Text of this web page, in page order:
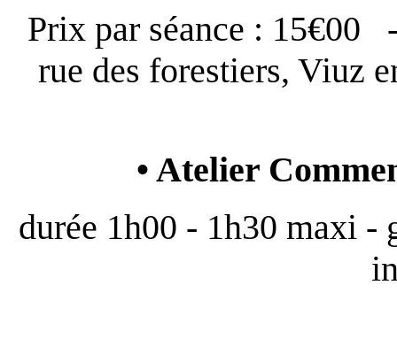
Prix par séance : 15€00
rue des forestiers, Viuz
• Atelier
durée 1h00 - 1h30 maxi -